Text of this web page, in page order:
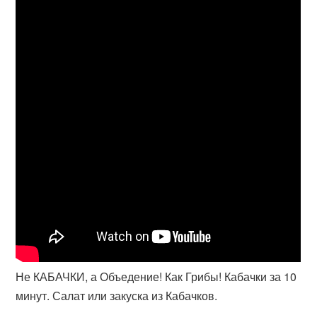
Не КАБАЧКИ, а Объедение! Как Грибы! Кабачки за 10
минут. Салат или закуска из Кабачков.